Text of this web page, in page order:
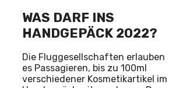
WAS DARF INS
HANDGEPÄCK 2022?
Die Fluggesellschaften erlauben
es Passagieren, bis zu 100ml
verschiedener Kosmetikartikel im